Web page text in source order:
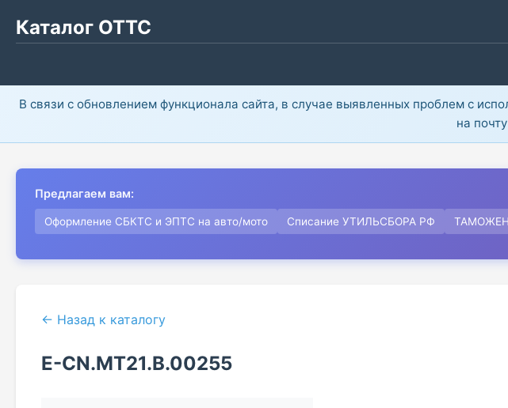
Каталог ОТТС
В связи с обновлением функционала сайта, в случае выявленных проблем с
на
Предлагаем вам:
Оформление СБКТС и ЭПТС на авто/мото Списание УТИЛЬСБОРА РФ
← Назад к каталогу
E-CN.MT21.B.00255